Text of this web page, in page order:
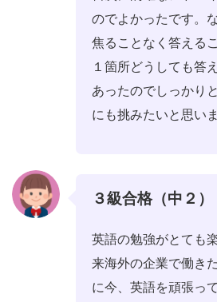
のでよかったです。
焦ることなく答える
１箇所どうしても答
あったのでしっかり
にも挑みたいと思いま
３級合格（中２）
英語の勉強がとても
来海外の企業で働き
に今、英語を頑張っ